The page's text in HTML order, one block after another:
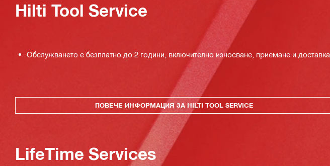
Hilti Tool Service
Обслужването е безплатно до 2 години, включително износване, приемане и доставка
ПОВЕЧЕ ИНФОРМАЦИЯ ЗА HILTI TOOL SERVICE
LifeTime Services